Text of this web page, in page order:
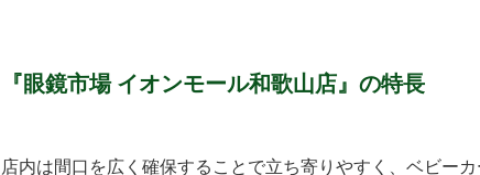
『眼鏡市場 イオンモール和歌山店』の特長
店内は間口を広く確保することで立ち寄りやすく、ベビー